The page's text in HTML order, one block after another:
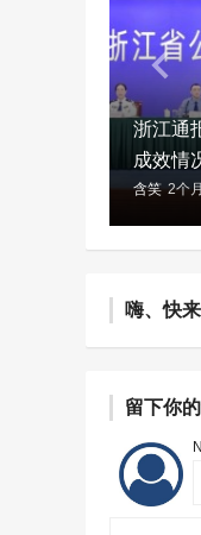
浙江通
成效情
含笑 2个
嗨、快
留下你